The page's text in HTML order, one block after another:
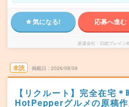
気になる! 応募へ進む
派遣会社 日総ブレイン
未読 掲載日 2026/08/09
【リクルート】完全在宅＊
HotPepperグルメの原稿